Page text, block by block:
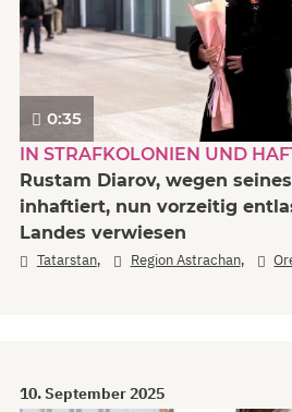
0:35
IN STRAFKOLONIEN UND
Rustam Diarov, wegen
inhaftiert, nun vorzeitig
Landes verwiesen
Tatarstan, Region Astrachan,
10. September 2025